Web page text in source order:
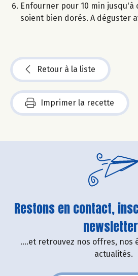
Enfourner pour 10 min jusqu'à
soient bien dorés. A déguster
Retour à la liste
Imprimer la recette
Restons en contact,
....et retrouvez nos offres, nos
actualités.